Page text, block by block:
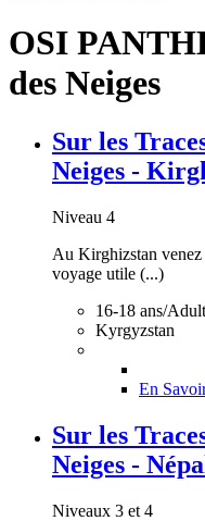
OSI
des Neiges
Sur les
Neiges -
Niveau 4
Au Kirghizstan
voyage utile (...)
16-18 ans/
Kyrgyzstan
En
Sur les
Neiges -
Niveaux 3 et 4